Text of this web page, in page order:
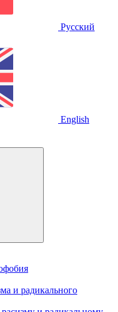
Русский
English
и радикального